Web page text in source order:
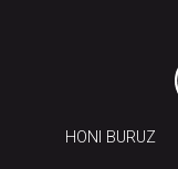
HONI BURUZ